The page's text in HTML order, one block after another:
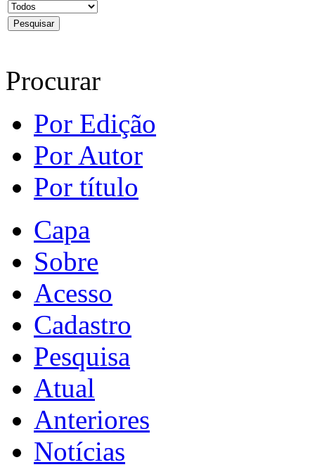
Procurar
Por Edição
Por Autor
Por título
Capa
Sobre
Acesso
Cadastro
Pesquisa
Atual
Anteriores
Notícias